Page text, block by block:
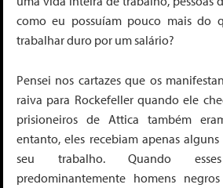
como eu possuíam pouco mais do
trabalhar duro por um salário?
Pensei nos cartazes que os
raiva para Rockefeller quando ele
prisioneiros de Attica também
entanto, eles recebiam apenas
seu trabalho. Quando
predominantemente homens